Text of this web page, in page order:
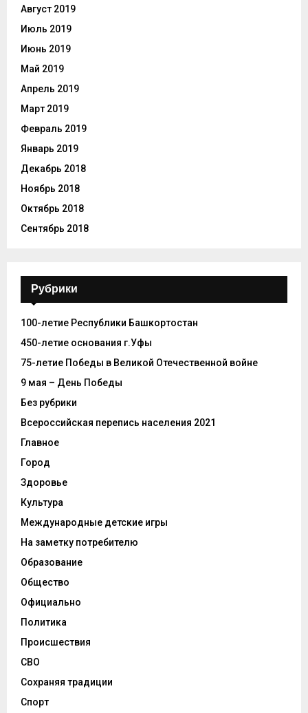
Август 2019
Июль 2019
Июнь 2019
Май 2019
Апрель 2019
Март 2019
Февраль 2019
Январь 2019
Декабрь 2018
Ноябрь 2018
Октябрь 2018
Сентябрь 2018
Рубрики
100-летие Республики Башкортостан
450-летие основания г.Уфы
75-летие Победы в Великой Отечественной войне
9 мая – День Победы
Без рубрики
Всероссийская перепись населения 2021
Главное
Город
Здоровье
Культура
Международные детские игры
На заметку потребителю
Образование
Общество
Официально
Политика
Происшествия
СВО
Сохраняя традиции
Спорт